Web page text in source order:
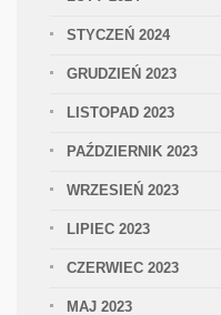
STYCZEŃ 2024
GRUDZIEŃ 2023
LISTOPAD 2023
PAŹDZIERNIK 2023
WRZESIEŃ 2023
LIPIEC 2023
CZERWIEC 2023
MAJ 2023